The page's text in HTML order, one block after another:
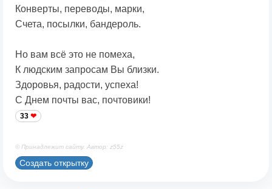
Конверты, переводы, марки,
Счета, посылки, бандероль.
Но вам всё это не помеха,
К людским запросам Вы близки.
Здоровья, радости, успеха!
С Днем почты вас, почтовики!
33
© Принадлежит сайту. Автор: z55z
Создать открытку